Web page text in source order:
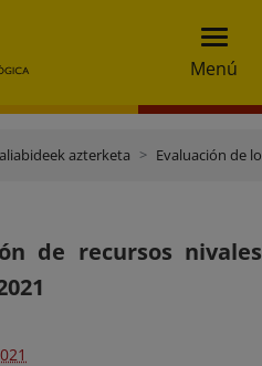
Menú
azterketa Evaluación de
de recursos nivales